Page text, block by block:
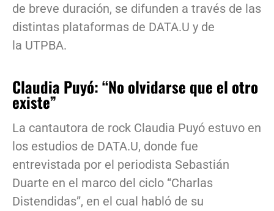
de breve duración, se difunden a través de las
distintas plataformas de DATA.U y de
la UTPBA.
Claudia Puyó: “No olvidarse que el otro
existe”
La cantautora de rock Claudia Puyó estuvo en
los estudios de DATA.U, donde fue
entrevistada por el periodista Sebastián
Duarte en el marco del ciclo “Charlas
Distendidas”, en el cual habló de su